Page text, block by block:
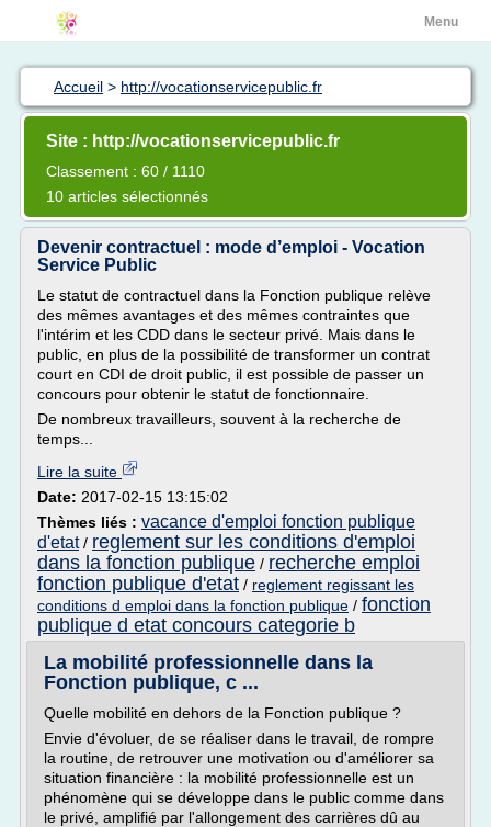
Menu
Accueil > http://vocationservicepublic.fr
Site : http://vocationservicepublic.fr
Classement : 60 / 1110
10 articles sélectionnés
Devenir contractuel : mode d’emploi - Vocation
Service Public
Le statut de contractuel dans la Fonction publique relève
des mêmes avantages et des mêmes contraintes que
l'intérim et les CDD dans le secteur privé. Mais dans le
public, en plus de la possibilité de transformer un contrat
court en CDI de droit public, il est possible de passer un
concours pour obtenir le statut de fonctionnaire.
De nombreux travailleurs, souvent à la recherche de
temps...
Lire la suite
Date: 2017-02-15 13:15:02
Thèmes liés : vacance d'emploi fonction publique
d'etat/ reglement sur les conditions d'emploi
dans la fonction publique / recherche emploi
fonction publique d'etat / reglement regissant les
conditions d emploi dans la fonction publique / fonction
publique d etat concours categorie b
La mobilité professionnelle dans la
Fonction publique, c ...
Quelle mobilité en dehors de la Fonction publique ?
Envie d'évoluer, de se réaliser dans le travail, de rompre
la routine, de retrouver une motivation ou d'améliorer sa
situation financière : la mobilité professionnelle est un
phénomène qui se développe dans le public comme dans
le privé, amplifié par l'allongement des carrières dû au